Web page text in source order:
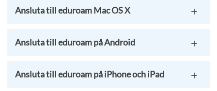
Ansluta till eduroam Mac OS X
Ansluta till eduroam på Android
Ansluta till eduroam på iPhone och iPad